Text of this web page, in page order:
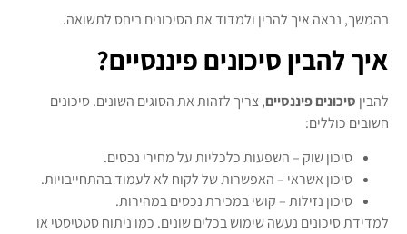
בהמשך, נראה איך להבין ולמדוד את הסיכונים ביחס לתשואה.
איך להבין סיכונים פיננסיים?
להבין סיכונים פיננסיים, צריך לזהות את הסוגים השונים. סיכונים
חשובים כוללים:
סיכון שוק – השפעות כלכליות על מחירי נכסים.
סיכון אשראי – האפשרות של לקוח לא לעמוד בהתחייבויות.
סיכון נזילות – קושי במכירת נכסים במהירות.
למדידת סיכונים נעשה שימוש בכלים שונים. כמו ניתוח סטטיסטי או